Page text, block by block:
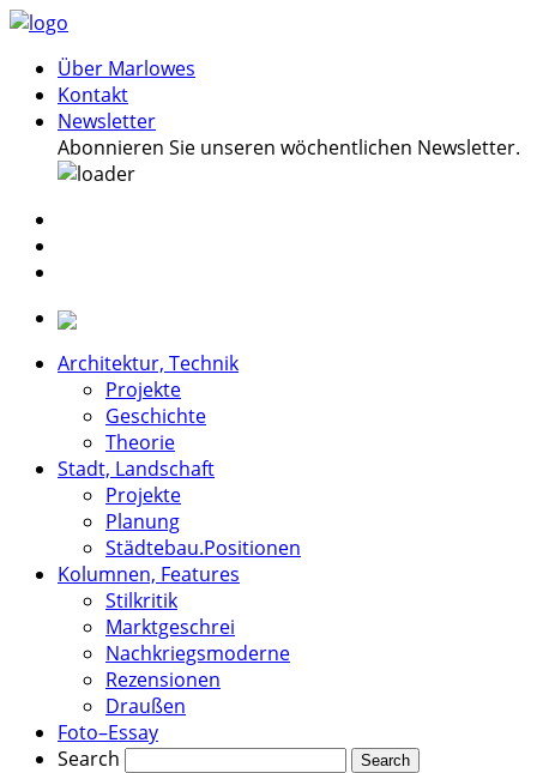
Über Marlowes
Kontakt
Newsletter
Abonnieren Sie unseren wöchentlichen Newsletter.
Architektur, Technik
Projekte
Geschichte
Theorie
Stadt, Landschaft
Projekte
Planung
Städtebau.Positionen
Kolumnen, Features
Stilkritik
Marktgeschrei
Nachkriegsmoderne
Rezensionen
Draußen
Foto–Essay
Search